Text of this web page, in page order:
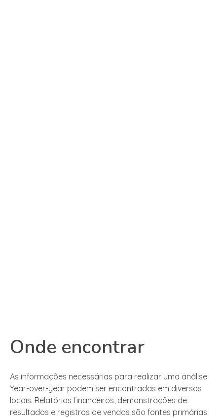
Onde encontrar
As informações necessárias para realizar uma análise
Year-over-year podem ser encontradas em diversos
locais. Relatórios financeiros, demonstrações de
resultados e registros de vendas são fontes primárias